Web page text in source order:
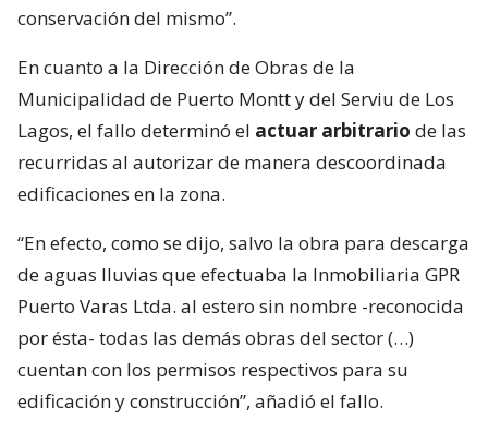
conservación del mismo”.
En cuanto a la Dirección de Obras de la
Municipalidad de Puerto Montt y del Serviu de Los
Lagos, el fallo determinó el actuar arbitrario de las
recurridas al autorizar de manera descoordinada
edificaciones en la zona.
“En efecto, como se dijo, salvo la obra para descarga
de aguas lluvias que efectuaba la Inmobiliaria GPR
Puerto Varas Ltda. al estero sin nombre -reconocida
por ésta- todas las demás obras del sector (…)
cuentan con los permisos respectivos para su
edificación y construcción”, añadió el fallo.